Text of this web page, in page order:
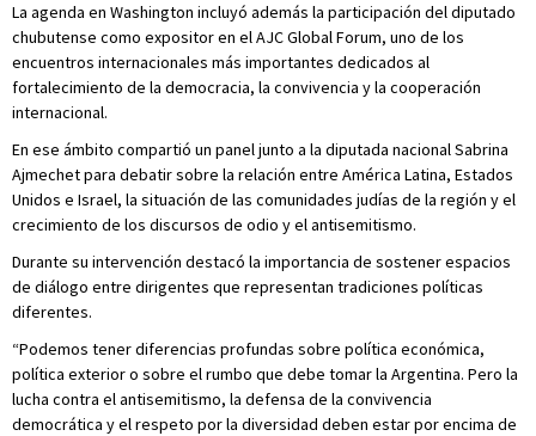
La agenda en Washington incluyó además la participación del diputado
chubutense como expositor en el AJC Global Forum, uno de los
encuentros internacionales más importantes dedicados al
fortalecimiento de la democracia, la convivencia y la cooperación
internacional.
En ese ámbito compartió un panel junto a la diputada nacional Sabrina
Ajmechet para debatir sobre la relación entre América Latina, Estados
Unidos e Israel, la situación de las comunidades judías de la región y el
crecimiento de los discursos de odio y el antisemitismo.
Durante su intervención destacó la importancia de sostener espacios
de diálogo entre dirigentes que representan tradiciones políticas
diferentes.
“Podemos tener diferencias profundas sobre política económica,
política exterior o sobre el rumbo que debe tomar la Argentina. Pero la
lucha contra el antisemitismo, la defensa de la convivencia
democrática y el respeto por la diversidad deben estar por encima de